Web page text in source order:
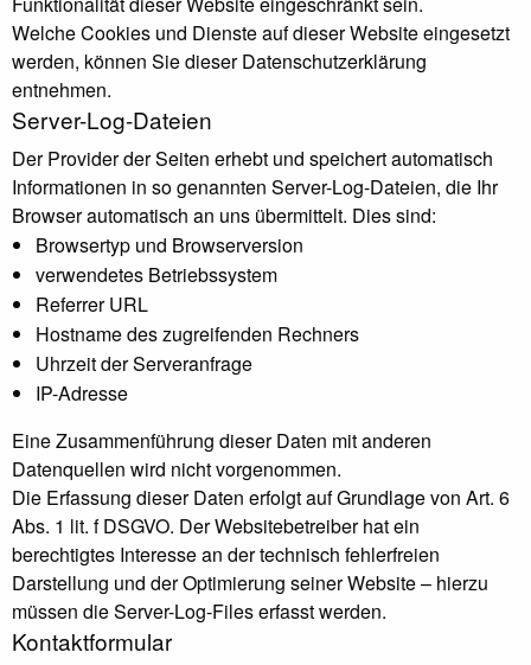
Welche Cookies und Dienste auf dieser Website eingesetzt
werden, können Sie dieser Datenschutzerklärung
entnehmen.
Server-Log-Dateien
Der Provider der Seiten erhebt und speichert automatisch
Informationen in so genannten Server-Log-Dateien, die Ihr
Browser automatisch an uns übermittelt. Dies sind:
Browsertyp und Browserversion
verwendetes Betriebssystem
Referrer URL
Hostname des zugreifenden Rechners
Uhrzeit der Serveranfrage
IP-Adresse
Eine Zusammenführung dieser Daten mit anderen
Datenquellen wird nicht vorgenommen.
Die Erfassung dieser Daten erfolgt auf Grundlage von Art. 6
Abs. 1 lit. f DSGVO. Der Websitebetreiber hat ein
berechtigtes Interesse an der technisch fehlerfreien
Darstellung und der Optimierung seiner Website – hierzu
müssen die Server-Log-Files erfasst werden.
Kontaktformular